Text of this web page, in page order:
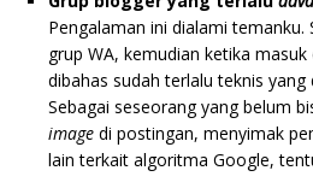
Pengalaman ini dialami
grup WA, kemudian ketika
dibahas sudah terlalu teknis yang
Sebagai seseorang yang belum
image di postingan, menyimak
lain terkait algoritma Google,